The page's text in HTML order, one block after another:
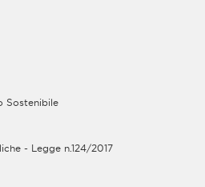
della Sua utenza per
dei loro rispettivi siti web.
alle suddette aree
utenza, previo
di registrazione sui
registrati dei
dei Contitolari è invece
ed è gestita in autonomia da
autonomo titolare del
Sostenibile
- Legge n.124/2017